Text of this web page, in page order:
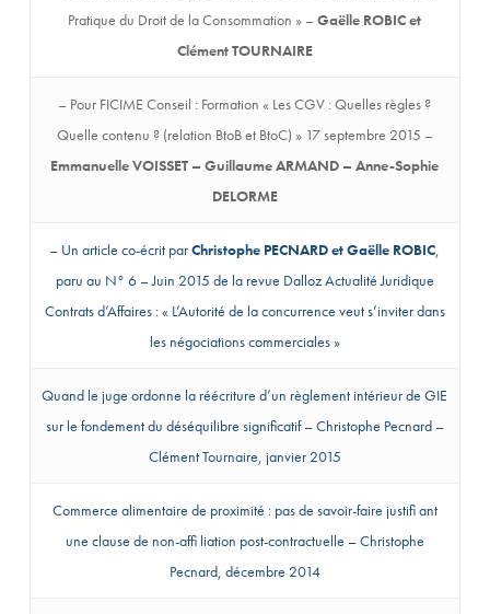
Pratique du Droit de la Consommation » –Gaëlle ROBIC et
Clément TOURNAIRE
– Pour FICIME Conseil : Formation « Les CGV : Quelles règles ?
Quelle contenu ? (relation BtoB et BtoC) » 17 septembre 2015 –
Emmanuelle VOISSET – Guillaume ARMAND – Anne-Sophie
DELORME
– Un article co-écrit parChristophe PECNARD et Gaëlle ROBIC,
paru au N° 6 – Juin 2015 de la revue Dalloz Actualité Juridique
Contrats d’Affaires : « L’Autorité de la concurrence veut s’inviter dans
les négociations commerciales »
Quand le juge ordonne la réécriture d’un règlement intérieur de GIE
sur le fondement du déséquilibre significatif – Christophe Pecnard –
Clément Tournaire, janvier 2015
Commerce alimentaire de proximité : pas de savoir-faire justifi ant
une clause de non-affi liation post-contractuelle – Christophe
Pecnard, décembre 2014